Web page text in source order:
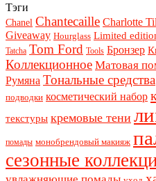
Тэги
Chanel Chantecaille Charlotte
Giveaway Hourglass Limited
Tatcha Tom Ford Tools Бронзер
Коллекционное Матовая
Румяна Тональные средства
подводки косметический набор
текстуры кремовые тени
помады монобрендовый макияж
сезонные